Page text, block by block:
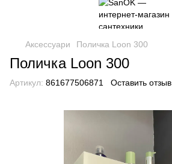
Аксессуари Поличка Loon 300
Поличка Loon 300
Артикул: 861677506871 Оставить отзыв